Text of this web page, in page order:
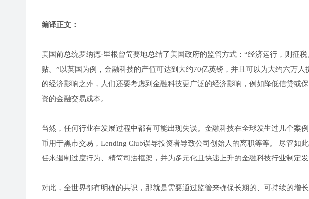
编译正文：
美国前总统罗纳德·里根曾简要地总结了美国政府的监管方式：“经济运行，则征
贴。”以英国为例，金融科技的产值可达到大约70亿英镑，并且可以为大约六万
的经济影响之外，人们还要考虑到金融科技更广泛的经济影响，例如降低信贷或
资的金融交易成本。
当然，任何行业在发展过程中都有可能出现失误。金融科技在全球发生过几个案
币用于黑市交易，Lending Club误导投资者导致公司创始人的离职等等。 尽管如
任来遏制过度行为、精简司法框架，并为多元化且快速上升的金融科技行业制定发
对此，全世界都有明确的共识，那就是需要通过监管来确保长期的、可持续的